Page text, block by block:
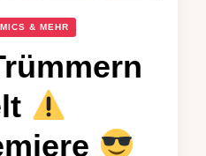
& MEHR